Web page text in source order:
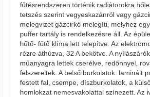
fűtésrendszeren történik radiátorokra
tetszés szerint vegyeskazánról vagy
melegvizet gázcirkó melegíti, melyhez
puffer tartály is rendelkezésre áll. Az
hűtő- fűtő klíma lett telepítve. Az
rézre áthúzva, 32 A bekötve. A
műanyagra lettek cserélve, redőnnyel,
felszereltek. A belső burkolatok: laminált
festett fal, csempe, díszburkolatok, a
homlokzat nemesvakolattal színezett. Az